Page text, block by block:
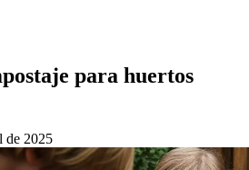
para huertos
de 2025